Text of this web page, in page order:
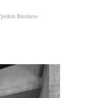
Business